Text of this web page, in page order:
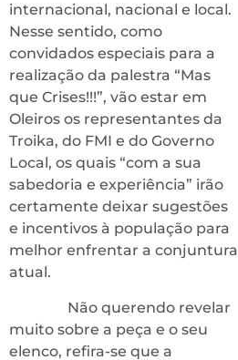
internacional, nacional e local.
Nesse sentido, como
convidados especiais para a
realização da palestra “Mas
que Crises!!!”, vão estar em
Oleiros os representantes da
Troika, do FMI e do Governo
Local, os quais “com a sua
sabedoria e experiência” irão
certamente deixar sugestões
e incentivos à população para
melhor enfrentar a conjuntura
atual.
Não querendo revelar
muito sobre a peça e o seu
elenco, refira-se que a